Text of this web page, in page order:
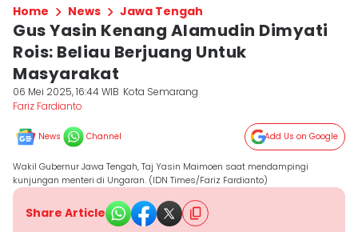
Home News Jawa Tengah
Gus Yasin Kenang Alamudin Dimyati
Rois: Beliau Berjuang Untuk
Masyarakat
06 Mei 2025, 16:44 WIB Kota Semarang
Fariz Fardianto
News Channel Add Us on Google
Wakil Gubernur Jawa Tengah, Taj Yasin Maimoen saat mendampingi
kunjungan menteri di Ungaran. (IDN Times/Fariz Fardianto)
Share Article